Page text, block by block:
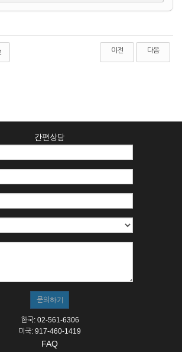
이전 다음
간편상담
한국: 02-561-6306
미국: 917-460-1419
FAQ